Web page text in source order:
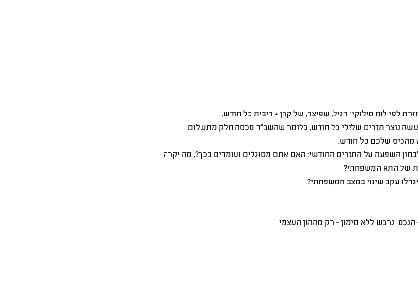
נוצר תזרים שלילי כל חודש, כלומר שהשכ"ד מכסה חלק מתשלום
מהכיס שלכם כל חודש.
השפעה על התזרים החודשי; האם אתם מסוגלים ועומדים בכך?, מה יקרה
של התא המשפחתי?
עקב שינוי במצב המשפחתי?
הנכס  נרכש ללא מימון - רק מההון העצמי